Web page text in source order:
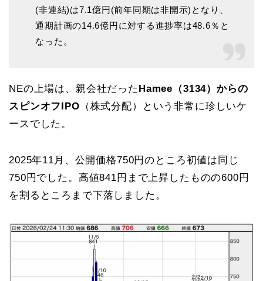
(非連結)は7.1億円(前年同期は非開示)となり、
通期計画の14.6億円に対する進捗率は48.6％と
なった。
NEの上場は、親会社だった Hamee（3134）からの
スピンオフIPO （株式分配）という非常に珍しいケ
ースでした。
2025年11月、公開価格750円のところ初値は同じ
750円でした。高値841円まで上昇したものの600円
を割るところまで下落しました。